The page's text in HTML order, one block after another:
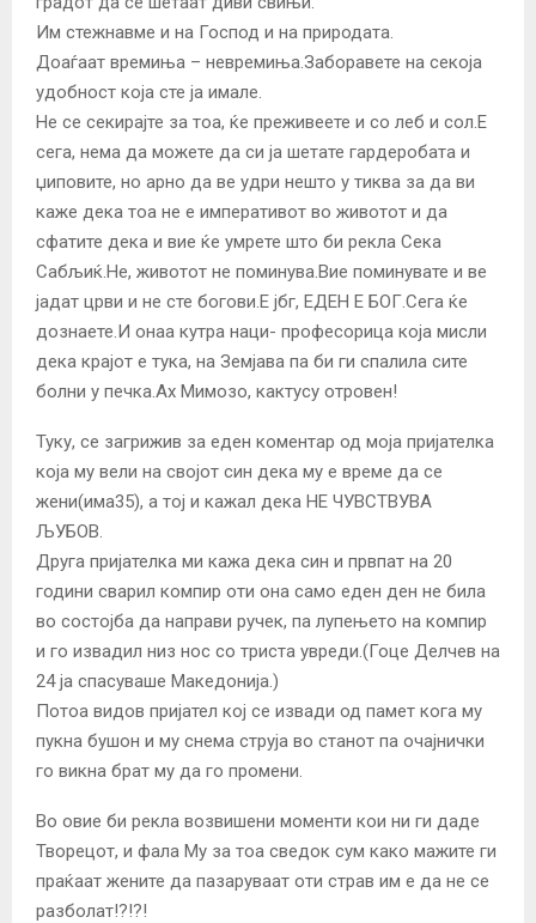
Им стежнавме и на Господ и на природата.
Доаѓаат времиња – невремиња.Заборавете на секоја
удобност која сте ја имале.
Не се секирајте за тоа, ќе преживеете и со леб и сол.Е
сега, нема да можете да си ја шетате гардеробата и
џиповите, но арно да ве удри нешто у тиква за да ви
каже дека тоа не е императивот во животот и да
сфатите дека и вие ќе умрете што би рекла Сека
Сабљиќ.Не, животот не поминува.Вие поминувате и ве
јадат црви и не сте богови.Е јбг, ЕДЕН Е БОГ.Сега ќе
дознаете.И онаа кутра наци- професорица која мисли
дека крајот е тука, на Земјава па би ги спалила сите
болни у печка.Ах Мимозо, кактусу отровен!
Туку, се загрижив за еден коментар од моја пријателка
која му вели на својот син дека му е време да се
жени(има35), а тој и кажал дека НЕ ЧУВСТВУВА
ЉУБОВ.
Друга пријателка ми кажа дека син и првпат на 20
години сварил компир оти она само еден ден не била
во состојба да направи ручек, па лупењето на компир
и го извадил низ нос со триста увреди.(Гоце Делчев на
24 ја спасуваше Македонија.)
Потоа видов пријател кој се извади од памет кога му
пукна бушон и му снема струја во станот па очајнички
го викна брат му да го промени.
Во овие би рекла возвишени моменти кои ни ги даде
Творецот, и фала Му за тоа сведок сум како мажите ги
праќаат жените да пазаруваат оти страв им е да не се
разболат!?!?!